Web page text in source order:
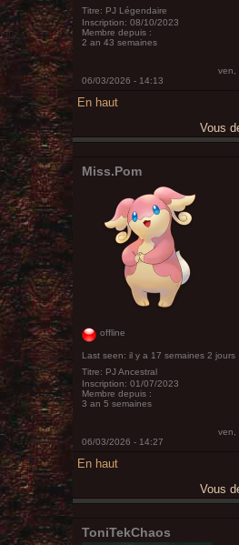
Titre: PJ Légendaire
Inscription: 08/10/2023
Membre depuis :
2 an 43 semaines
ven,
06/03/2026 - 14:13
En haut
Vous
Miss.Pom
offline
Last seen: il y a 17 semaines 2 jours
Titre: PJ Ancestral
Inscription: 01/07/2023
Membre depuis :
3 an 5 semaines
ven,
06/03/2026 - 14:27
En haut
Vous
ToniTekChaos